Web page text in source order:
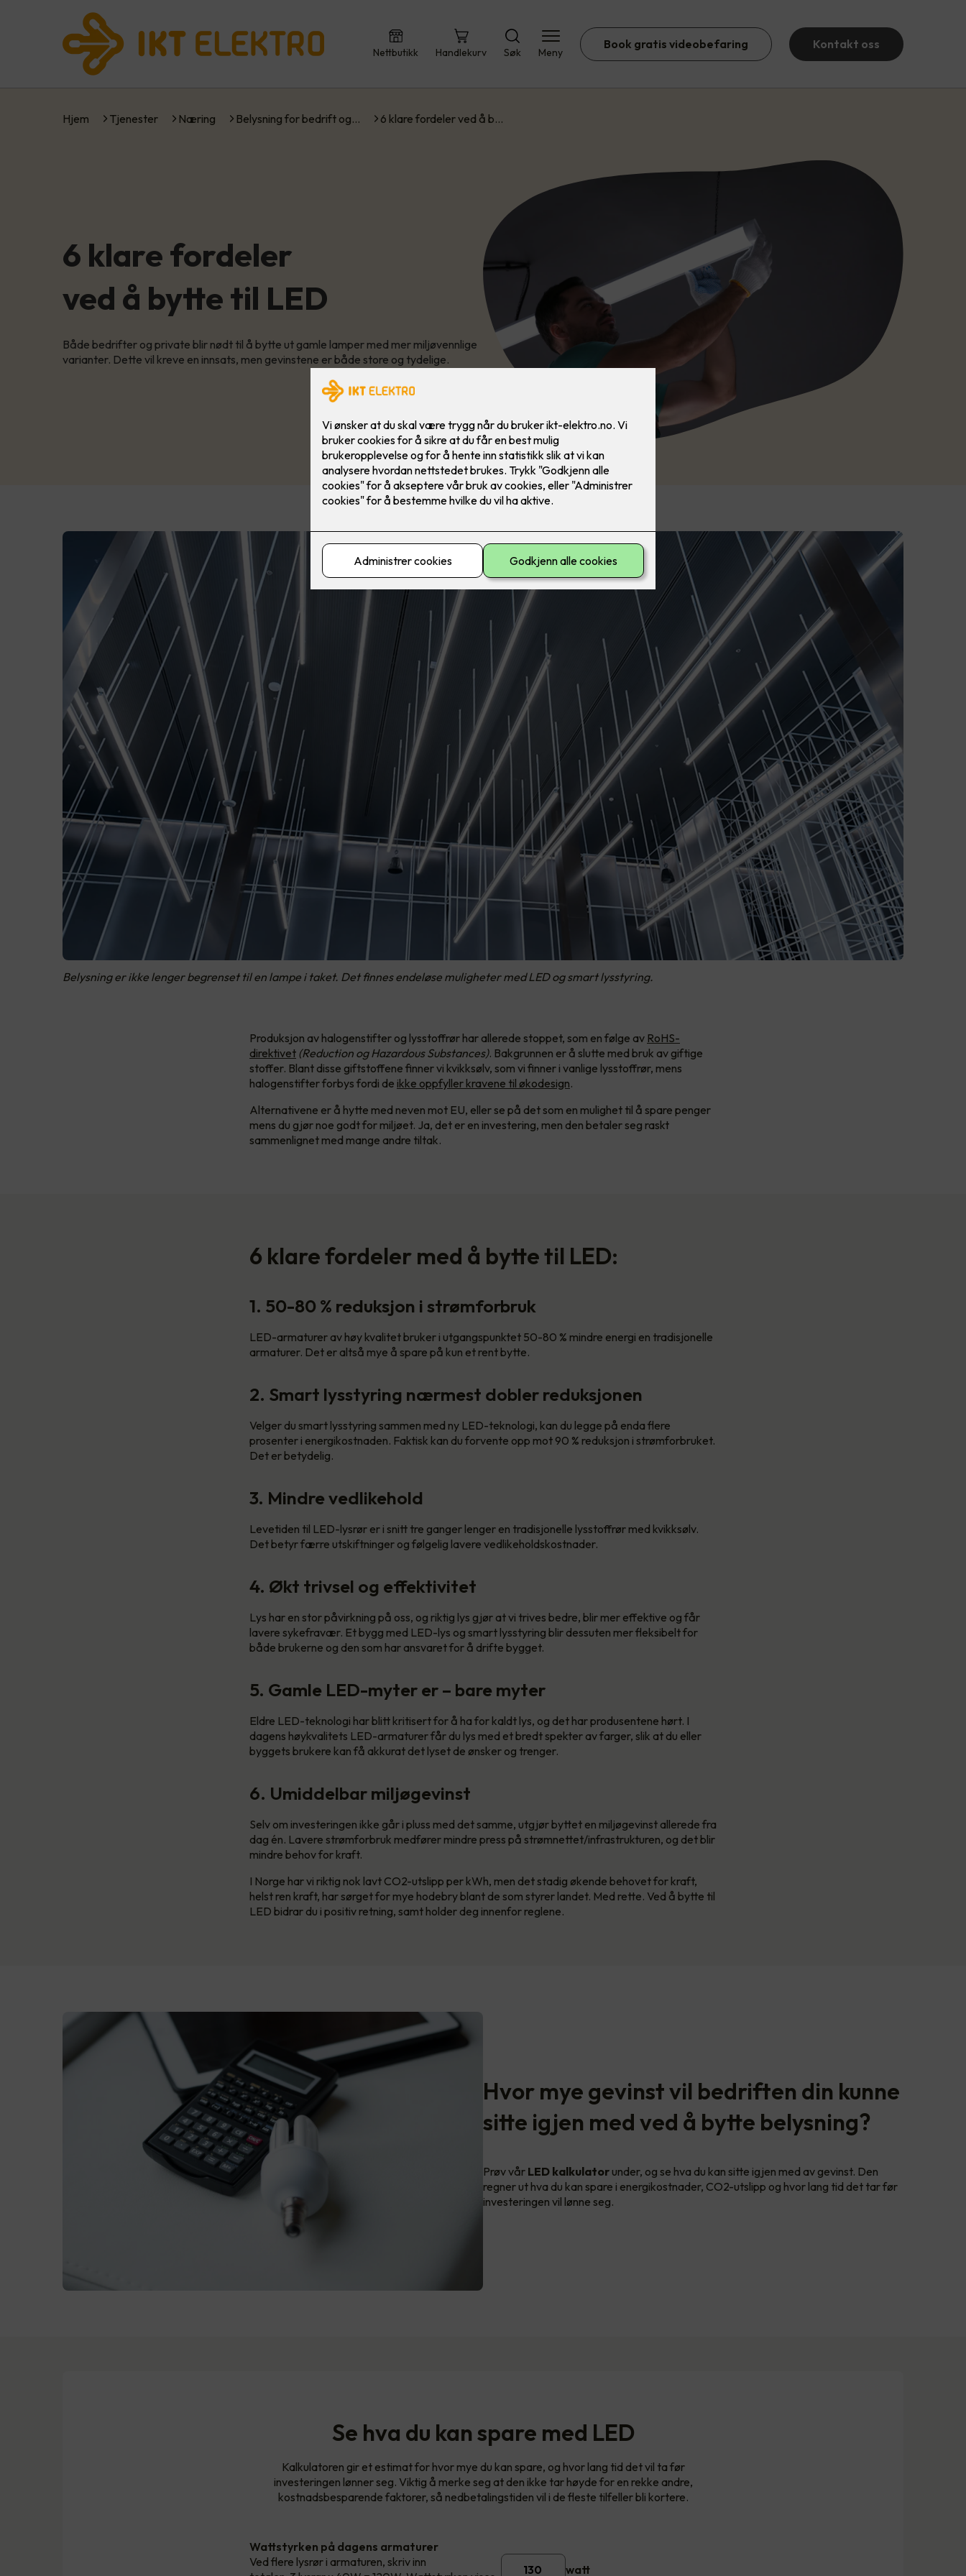
Nettbutikk Handlekurv Søk Meny
Book gratis videobefaring Kontakt oss
Hjem Tjenester Næring Belysning for bedrift og… 6 klare fordeler ved å b…
6 klare fordeler
ved å bytte til LED
Både bedrifter og private blir nødt til å bytte ut gamle lamper med mer miljøvennlige
varianter. Dette vil kreve en innsats, men gevinstene er både store og tydelige.
Belysning er ikke lenger begrenset til en lampe i taket. Det finnes endeløse muligheter med LED og smart lysstyring.
Produksjon av halogenstifter og lysstoffrør har allerede stoppet, som en følge av RoHS-
direktivet (Reduction og Hazardous Substances). Bakgrunnen er å slutte med bruk av giftige
stoffer. Blant disse giftstoffene finner vi kvikksølv, som vi finner i vanlige lysstoffrør, mens
halogenstifter forbys fordi de ikke oppfyller kravene til økodesign.
Alternativene er å hytte med neven mot EU, eller se på det som en mulighet til å spare penger
mens du gjør noe godt for miljøet. Ja, det er en investering, men den betaler seg raskt
sammenlignet med mange andre tiltak.
6 klare fordeler med å bytte til LED:
1. 50-80 % reduksjon i strømforbruk
LED-armaturer av høy kvalitet bruker i utgangspunktet 50-80 % mindre energi en tradisjonelle
armaturer. Det er altså mye å spare på kun et rent bytte.
2. Smart lysstyring nærmest dobler reduksjonen
Velger du smart lysstyring sammen med ny LED-teknologi, kan du legge på enda flere
prosenter i energikostnaden. Faktisk kan du forvente opp mot 90 % reduksjon i strømforbruket.
Det er betydelig.
3. Mindre vedlikehold
Levetiden til LED-lysrør er i snitt tre ganger lenger en tradisjonelle lysstoffrør med kvikksølv.
Det betyr færre utskiftninger og følgelig lavere vedlikeholdskostnader.
4. Økt trivsel og effektivitet
Lys har en stor påvirkning på oss, og riktig lys gjør at vi trives bedre, blir mer effektive og får
lavere sykefravær. Et bygg med LED-lys og smart lysstyring blir dessuten mer fleksibelt for
både brukerne og den som har ansvaret for å drifte bygget.
5. Gamle LED-myter er – bare myter
Eldre LED-teknologi har blitt kritisert for å ha for kaldt lys, og det har produsentene hørt. I
dagens høykvalitets LED-armaturer får du lys med et bredt spekter av farger, slik at du eller
byggets brukere kan få akkurat det lyset de ønsker og trenger.
6. Umiddelbar miljøgevinst
Selv om investeringen ikke går i pluss med det samme, utgjør byttet en miljøgevinst allerede fra
dag én. Lavere strømforbruk medfører mindre press på strømnettet/infrastrukturen, og det blir
mindre behov for kraft.
I Norge har vi riktig nok lavt CO2-utslipp per kWh, men det stadig økende behovet for kraft,
helst ren kraft, har sørget for mye hodebry blant de som styrer landet. Med rette. Ved å bytte til
LED bidrar du i positiv retning, samt holder deg innenfor reglene.
Hvor mye gevinst vil bedriften din kunne
sitte igjen med ved å bytte belysning?
Prøv vår LED kalkulator under, og se hva du kan sitte igjen med av gevinst. Den
regner ut hva du kan spare i energikostnader, CO2-utslipp og hvor lang tid det tar før
investeringen vil lønne seg.
Se hva du kan spare med LED
Kalkulatoren gir et estimat for hvor mye du kan spare, og hvor lang tid det vil ta før
investeringen lønner seg. Viktig å merke seg at den ikke tar høyde for en rekke andre,
kostnadsbesparende faktorer, så nedbetalingstiden vil i de fleste tilfeller bli kortere.
Wattstyrken på dagens armaturer
Ved flere lysrør i armaturen, skriv inn
watt